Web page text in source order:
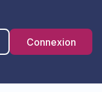
Connexion